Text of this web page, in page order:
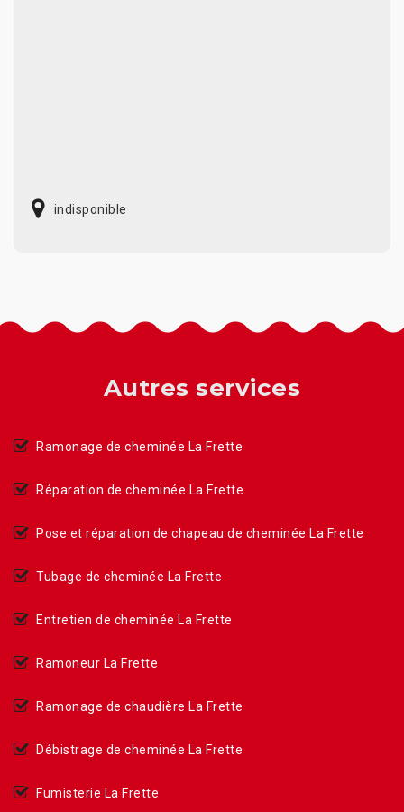
indisponible
Autres services
Ramonage de cheminée La Frette
Réparation de cheminée La Frette
Pose et réparation de chapeau de cheminée La Frette
Tubage de cheminée La Frette
Entretien de cheminée La Frette
Ramoneur La Frette
Ramonage de chaudière La Frette
Débistrage de cheminée La Frette
Fumisterie La Frette